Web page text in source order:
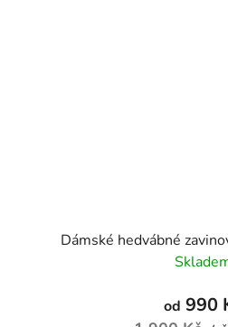
Dámské hedvábné
od 990